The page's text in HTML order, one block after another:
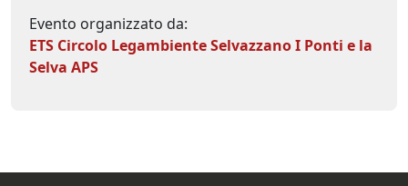
Evento organizzato da:
ETS Circolo Legambiente Selvazzano I Ponti e la
Selva APS